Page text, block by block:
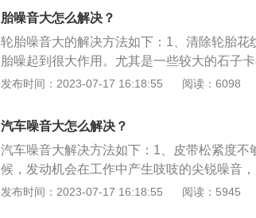
消音降噪处理。3、隔音：由于中低档车金属
入，安装隔音加厚板材阻隔噪音。
胎噪音大怎么解决？
轮胎噪音大的解决方法如下：1、清除轮胎
胎噪起到很大作用。尤其是一些较大的石子
大。2、清洗轮胎对于降低胎噪也有作用，如
程过多可以做一下四轮定位。5、保持合理胎
发布时间：2023-07-17 16:18:55 阅读：6098
汽车噪音大怎么解决？
汽车噪音大解决方法如下：1、皮带松紧度
候，发动机会在工作中产生吱吱的尖锐噪音
方法：调整发动机皮带的松紧度。2、机油状
发布时间：2023-07-17 16:18:55 阅读：5945